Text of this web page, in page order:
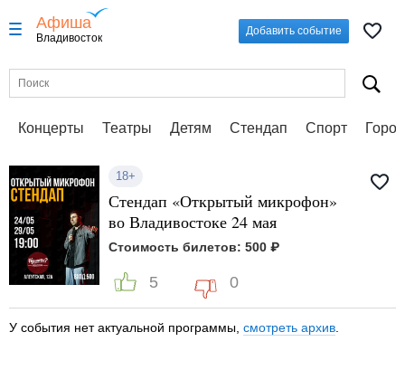
Афиша
Владивосток
Добавить событие
Концерты Театры Детям Стендап Спорт
18+
Стендап «Открытый микрофон»
во Владивостоке 24 мая
Стоимость билетов: 500 ₽
5 0
У события нет актуальной программы, смотреть архив